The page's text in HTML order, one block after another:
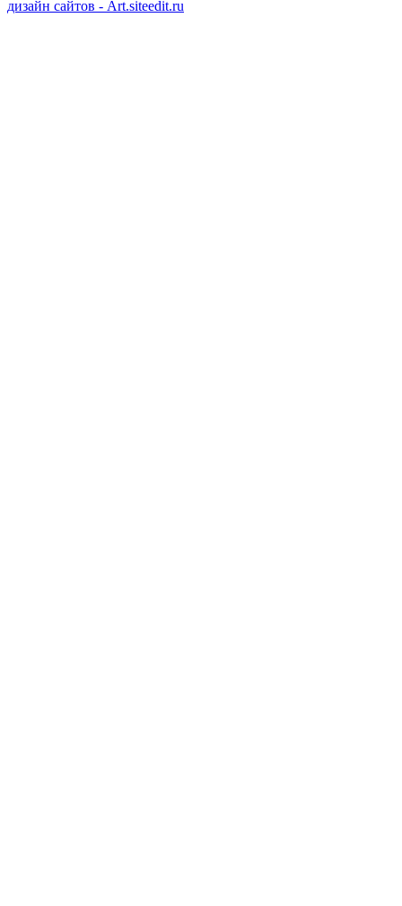
дизайн сайтов - Art.siteedit.ru